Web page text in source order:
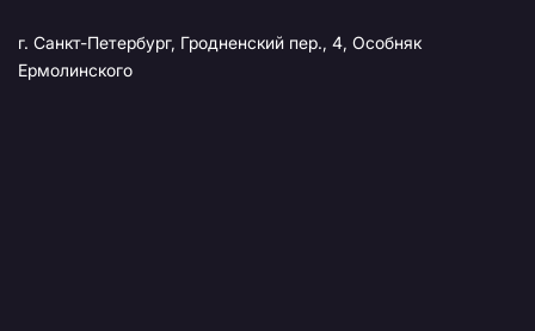
г. Санкт-Петербург, Гродненский пер., 4, Особняк
Ермолинского